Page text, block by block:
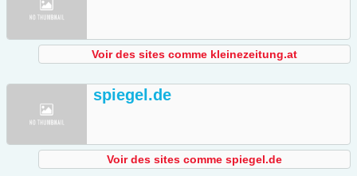
Voir des sites comme kleinezeitung.at
spiegel.de
Voir des sites comme spiegel.de